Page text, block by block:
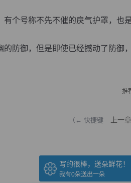
号称不先不催的戾气护罩，也
防御，但是即使已经撼动了防御
推
（← 快捷键 上一章
写的很棒，送朵鲜花！
我有0朵送出一朵